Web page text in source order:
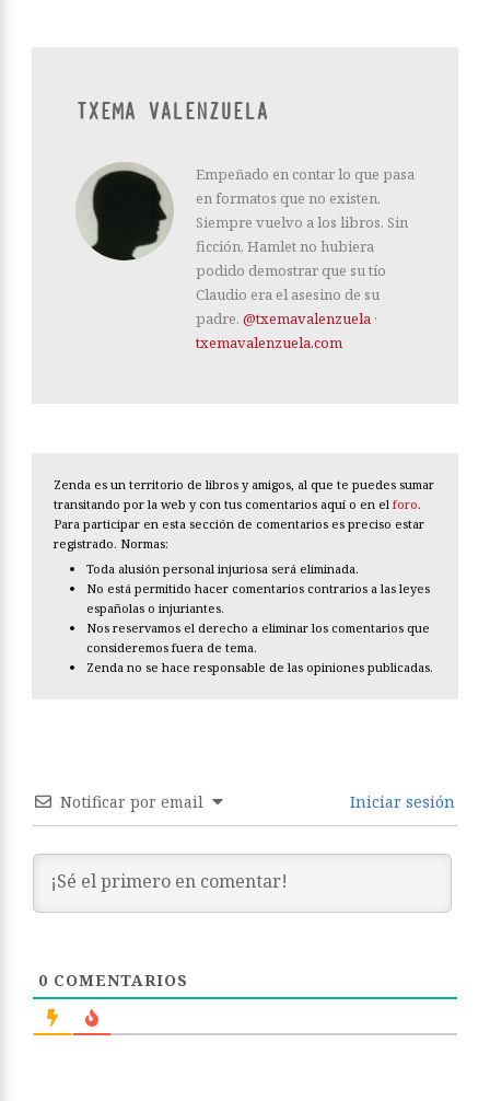
TXEMA VALENZUELA
Empeñado en contar lo que pasa
en formatos que no existen.
Siempre vuelvo a los libros. Sin
ficción, Hamlet no hubiera
podido demostrar que su tío
Claudio era el asesino de su
padre. @txemavalenzuela ·
txemavalenzuela.com
Zenda es un territorio de libros y amigos, al que te puedes sumar
transitando por la web y con tus comentarios aquí o en el foro.
Para participar en esta sección de comentarios es preciso estar
registrado. Normas:
Toda alusión personal injuriosa será eliminada.
No está permitido hacer comentarios contrarios a las leyes
españolas o injuriantes.
Nos reservamos el derecho a eliminar los comentarios que
consideremos fuera de tema.
Zenda no se hace responsable de las opiniones publicadas.
Notificar por email Iniciar sesión
0 COMENTARIOS